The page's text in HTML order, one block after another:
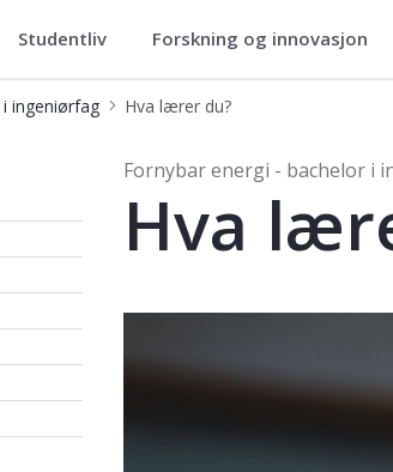
i ingeniørfag
Studentliv Forskning og innovasjon
ingeniørfag Hva lærer du?
Fornybar energi - bachelor i
Hva